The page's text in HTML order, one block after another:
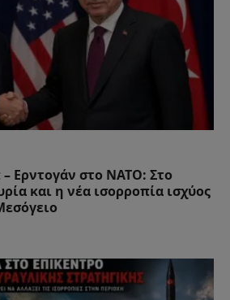
Ερντογάν στο ΝΑΤΟ: Στο
και η νέα ισορροπία ισχύος